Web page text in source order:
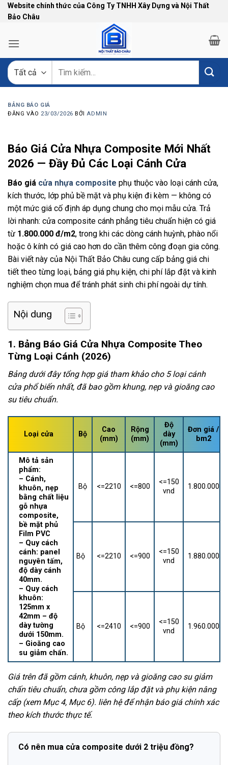
Bỏ
qua
dung
Website chính thức của Công Ty TNHH Xây Dựng và Nội Thất
Bảo Châu
kiếm:
BẢNG BÁO GIÁ
ĐĂNG VÀO 23/03/2026 BỞIADMIN
Báo Giá Cửa Nhựa Composite Mới Nhất
2026 — Đầy Đủ Các Loại Cánh Cửa
Báo giá cửa nhựa composite phụ thuộc vào loại cánh cửa,
kích thước, lớp phủ bề mặt và phụ kiện đi kèm — không có
một mức giá cố định áp dụng chung cho mọi mẫu cửa. Trả
lời nhanh: cửa composite cánh phẳng tiêu chuẩn hiện có giá
từ 1.800.000 đ/m2, trong khi các dòng cánh huỳnh, phào nổi
hoặc ô kính có giá cao hơn do cần thêm công đoạn gia công.
Bài viết này của Nội Thất Bảo Châu cung cấp bảng giá chi
tiết theo từng loại, bảng giá phụ kiện, chi phí lắp đặt và kinh
nghiệm chọn mua để tránh phát sinh chi phí ngoài dự tính.
Nội dung
1. Bảng Báo Giá Cửa Nhựa Composite Theo
Từng Loại Cánh (2026)
Bảng dưới đây tổng hợp giá tham khảo cho 5 loại cánh
cửa phổ biến nhất, đã bao gồm khung, nẹp và gioăng cao
su tiêu chuẩn.
Loại cửa Bộ
Cao
(mm)
Rộng
(mm)
Độ
dày
(mm)
Đơn giá /
bm2
Mô tả sản
phẩm:
– Cánh,
khuôn, nẹp
bằng chất liệu
gỗ nhựa
composite,
bề mặt phủ
Film PVC
– Quy cách
cánh: panel
nguyên tấm,
độ dày cánh
40mm.
– Quy cách
khuôn:
125mm x
42mm – độ
dày tường
dưới 150mm.
– Gioăng cao
su giảm chấn.
Bộ <=2210 <=800
<=150
vnd
1.800.000
Bộ <=2210 <=900
<=150
vnd
1.880.000
Bộ <=2410 <=900
<=150
vnd
1.960.000
Giá trên đã gồm cánh, khuôn, nẹp và gioăng cao su giảm
chấn tiêu chuẩn, chưa gồm công lắp đặt và phụ kiện nâng
cấp (xem Mục 4, Mục 6). liên hệ để nhận báo giá chính xác
theo kích thước thực tế.
Có nên mua cửa composite dưới 2 triệu đồng?